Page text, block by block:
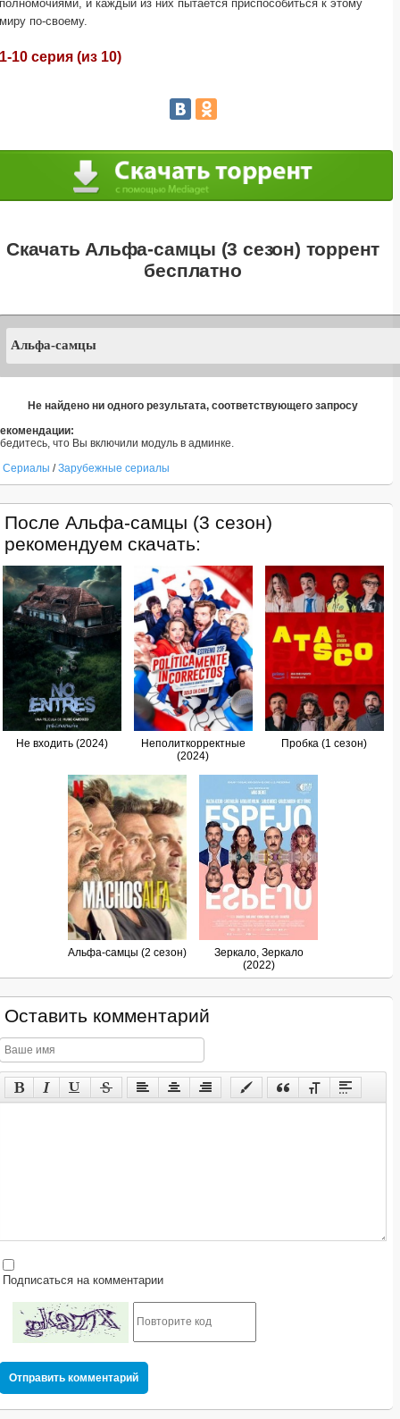
полномочиями, и каждый из них пытается приспособиться к этому
миру по-своему.
1-10 серия (из 10)
Скачать Альфа-самцы (3 сезон) торрент
бесплатно
Не найдено ни одного результата, соответствующего запросу
что Вы включили модуль в админке.
Сериалы /Зарубежные сериалы
После Альфа-самцы (3 сезон)
рекомендуем скачать:
Не входить (2024)
Неполиткорректные
(2024)
Пробка (1 сезон)
Альфа-самцы (2 сезон)
Зеркало, Зеркало
(2022)
Оставить комментарий
на комментарии
Отправить комментарий